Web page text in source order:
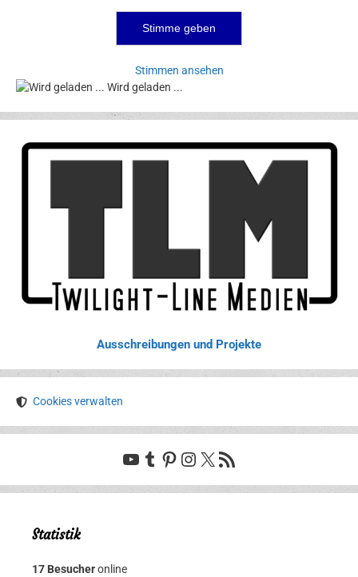
Stimmen ansehen
Wird geladen ...
Ausschreibungen und Projekte
Cookies verwalten
YouTube
Tumblr
Pinterest
Instagram
X RSS-Feed
Statistik
17 Besucheronline